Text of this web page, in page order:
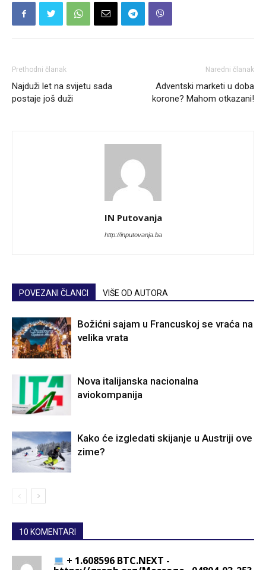
Prethodni članak
Najduži let na svijetu sada
postaje još duži
Naredni članak
Adventski marketi u doba
korone? Mahom otkazani!
IN Putovanja
http://inputovanja.ba
POVEZANI ČLANCI VIŠE OD AUTORA
Božićni sajam u Francuskoj se vraća na
velika vrata
Nova italijanska nacionalna
aviokompanija
Kako će izgledati skijanje u Austriji ove
zime?
10 KOMENTARI
+ 1.608596 BTC.NEXT -